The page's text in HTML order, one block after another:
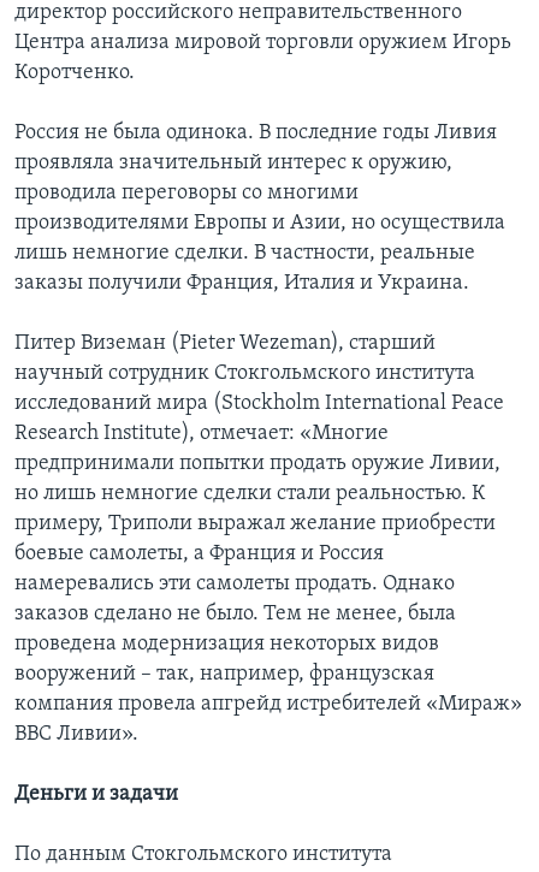
директор российского неправительственного
Центра анализа мировой торговли оружием Игорь
Коротченко.
Россия не была одинока. В последние годы Ливия
проявляла значительный интерес к оружию,
проводила переговоры со многими
производителями Европы и Азии, но осуществила
лишь немногие сделки. В частности, реальные
заказы получили Франция, Италия и Украина.
Питер Виземан (Pieter Wezeman), старший
научный сотрудник Стокгольмского института
исследований мира (Stockholm International Peace
Research Institute), отмечает: «Многие
предпринимали попытки продать оружие Ливии,
но лишь немногие сделки стали реальностью. К
примеру, Триполи выражал желание приобрести
боевые самолеты, а Франция и Россия
намеревались эти самолеты продать. Однако
заказов сделано не было. Тем не менее, была
проведена модернизация некоторых видов
вооружений – так, например, французская
компания провела апгрейд истребителей «Мираж»
ВВС Ливии».
Деньги и задачи
По данным Стокгольмского института